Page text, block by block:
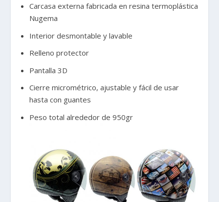
Carcasa externa fabricada en resina termoplástica
Nugema
Interior desmontable y lavable
Relleno protector
Pantalla 3D
Cierre micrométrico, ajustable y fácil de usar
hasta con guantes
Peso total alrededor de 950gr